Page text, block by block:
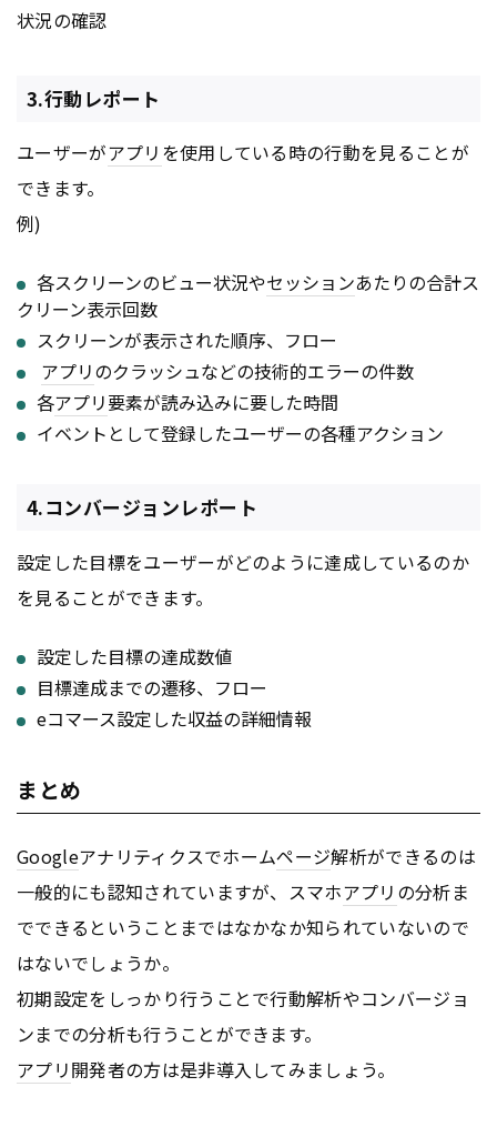
状況の確認
3.行動レポート
ユーザーがアプリ を使用している時の行動を見ることが
できます。
例)
各スクリーンのビュー状況やセッションあたりの合計ス
クリーン表示回数
スクリーンが表示された順序、フロー
アプリのクラッシュなどの技術的エラーの件数
各アプリ要素が読み込みに要した時間
イベントとして登録したユーザーの各種アクション
4.コンバージョンレポート
設定した目標をユーザーがどのように達成しているのか
を見ることができます。
設定した目標の達成数値
目標達成までの遷移、フロー
eコマース設定した収益の詳細情報
まとめ
Googleアナリティクスでホームページ解析ができるのは
一般的にも認知されていますが、スマホアプリ の分析ま
でできるということまではなかなか知られていないので
はないでしょうか。
初期設定をしっかり行うことで行動解析やコンバージョ
ンまでの分析も行うことができます。
アプリ開発者の方は是非導入してみましょう。